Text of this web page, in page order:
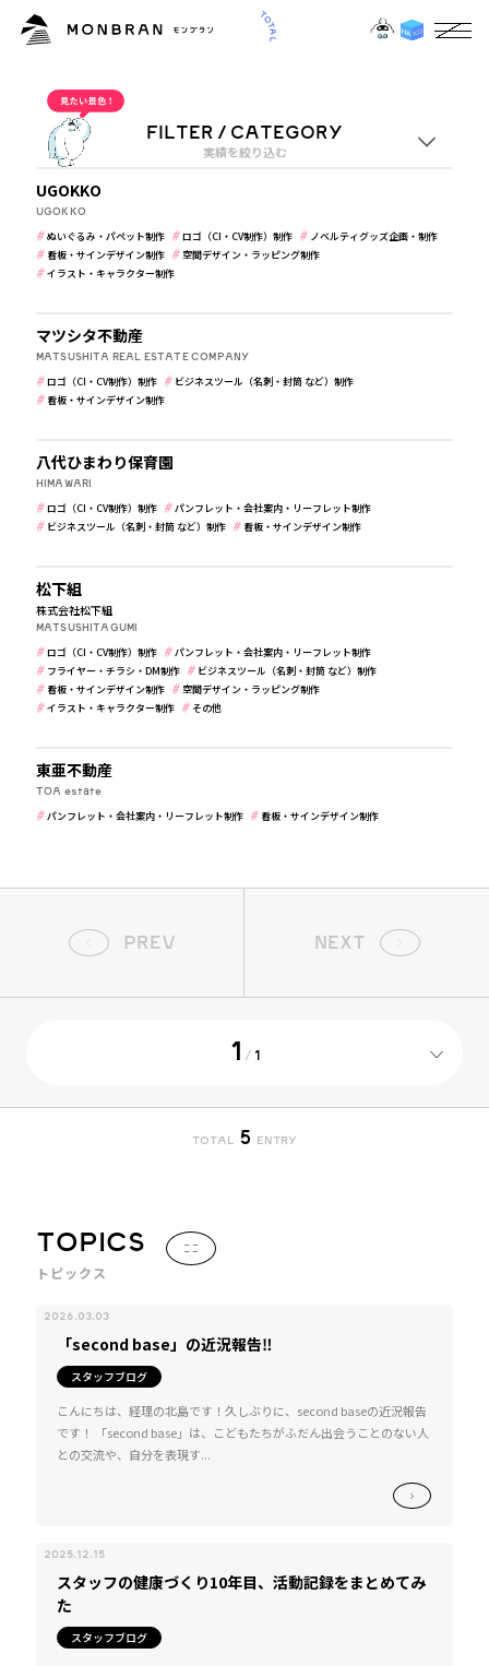
CATEGORY
OUR WORKS
FILTER / CATEGORY
実績を絞り込む
すべて
すべて
学校・保育・教育
UGOKKO
UGOKKO
ぬいぐるみ・パペット制作 ロゴ（CI・CV制作）制作
ノベルティグッズ企画・制作
看板・サインデザイン制作
空間デザイン・ラッピング制作
イラスト・キャラクター制作
マツシタ不動産
MATSUSHITA REAL ESTATE COMPANY
ロゴ（CI・CV制作）制作
ビジネスツール（名刺・封筒 など）制作
看板・サインデザイン制作
八代ひまわり保育園
HIMAWARI
ロゴ（CI・CV制作）制作
パンフレット・会社案内・リーフレット制作
ビジネスツール（名刺・封筒 など）制作
看板・サインデザイン制作
松下組
株式会社松下組
MATSUSHITAGUMI
ロゴ（CI・CV制作）制作
パンフレット・会社案内・リーフレット制作
フライヤー・チラシ・DM制作
ビジネスツール（名刺・封筒 など）制作
看板・サインデザイン制作
空間デザイン・ラッピング制作
イラスト・キャラクター制作
その他
東亜不動産
TOA estate
パンフレット・会社案内・リーフレット制作 看板・サインデザイン制作
PREV
1 / 1
NEXT
TOTAL 5 ENTRY
TOPICS
トピックス
2026.03.03
「second base」の近況報告‼
スタッフブログ
こんにちは、経理の北島です！久しぶりに、second baseの近況報告
です！ 「second base」は、こどもたちがふだん出会うことのない人
との交流や、自分を表現す...
2025.12.15
スタッフの健康づくり10年目、活動記録をまとめてみ
た
スタッフブログ